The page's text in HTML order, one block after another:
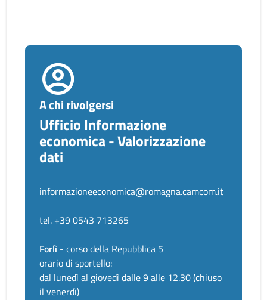
A chi rivolgersi
Ufficio Informazione
economica - Valorizzazione
dati
informazioneeconomica@romagna.camcom.it
tel. +39 0543 713265
Forlì - corso della Repubblica 5
orario di sportello:
dal lunedì al giovedì dalle 9 alle 12.30 (chiuso
il venerdì)